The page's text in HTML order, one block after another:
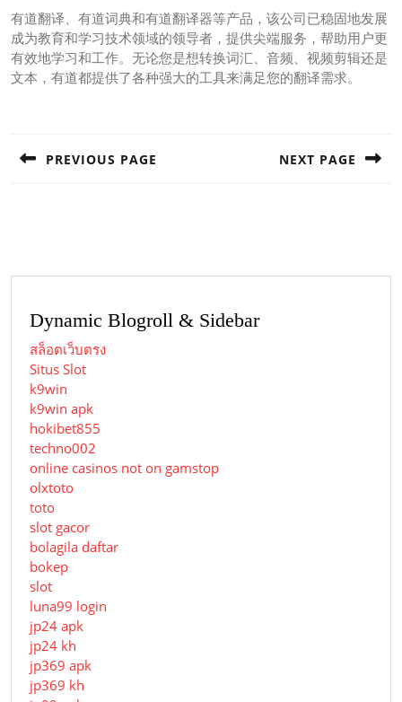
有道翻译、有道词典和有道翻译器等产品，该公司已稳固地发展
成为教育和学习技术领域的领导者，提供尖端服务，帮助用户更
有效地学习和工作。无论您是想转换词汇、音频、视频剪辑还是
文本，有道都提供了各种强大的工具来满足您的翻译需求。
PREVIOUS PAGE NEXT PAGE
Dynamic Blogroll & Sidebar
สล็อตเว็บตรง
Situs Slot
k9win
k9win apk
hokibet855
techno002
online casinos not on gamstop
olxtoto
toto
slot gacor
bolagila daftar
bokep
slot
luna99 login
jp24 apk
jp24 kh
jp369 apk
jp369 kh